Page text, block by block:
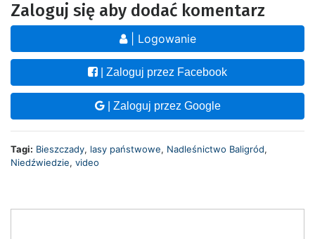
Zaloguj się aby dodać komentarz
| Logowanie
| Zaloguj przez Facebook
| Zaloguj przez Google
Tagi: Bieszczady, lasy państwowe, Nadleśnictwo Baligród,
Niedźwiedzie, video